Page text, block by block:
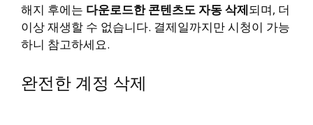
해지 후에는 다운로드한 콘텐츠도 자동 삭제되며, 더
이상 재생할 수 없습니다. 결제일까지만 시청이 가능
하니 참고하세요.
완전한 계정 삭제